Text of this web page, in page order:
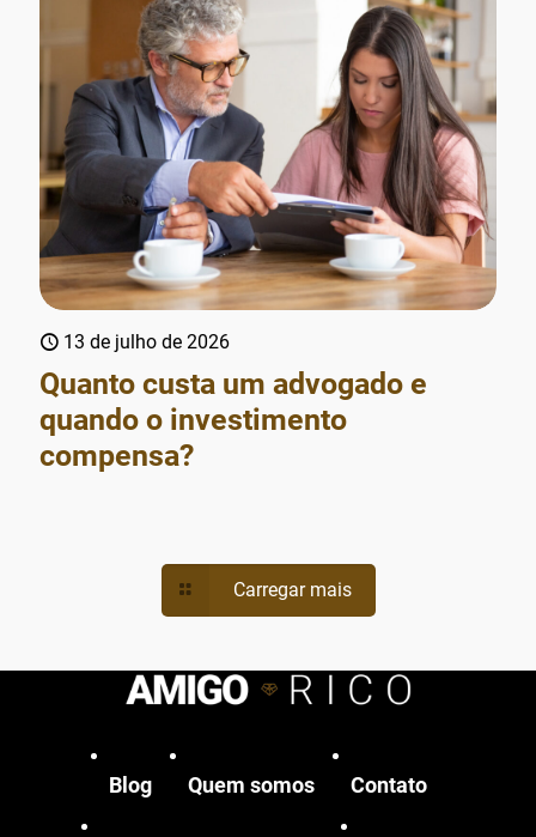
13 de julho de 2026
Quanto custa um advogado e
quando o investimento
compensa?
Carregar mais
Blog Quem somos Contato